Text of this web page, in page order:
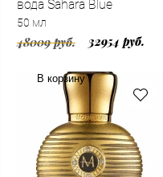
вода Sahara Blue
50 мл
48009 руб. 32954 руб.
В корзину